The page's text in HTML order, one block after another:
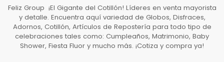
Feliz Group ¡El Gigante del Cotillón! Líderes en venta mayorista
y detalle. Encuentra aquí variedad de Globos, Disfraces,
Adornos, Cotillón, Artículos de Repostería para todo tipo de
celebraciones tales como: Cumpleaños, Matrimonio, Baby
Shower, Fiesta Fluor y mucho más. ¡Cotiza y compra ya!